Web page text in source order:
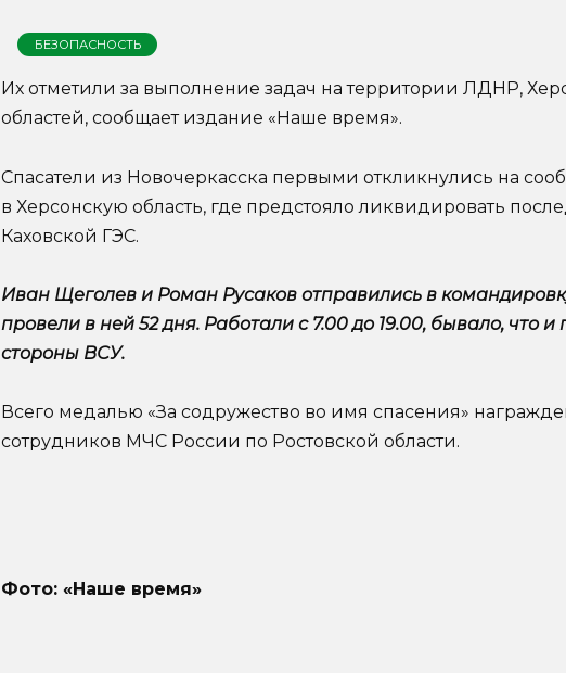
БЕЗОПАСНОСТЬ
Их отметили за выполнение задач на территории ЛДНР,
областей, сообщает издание «Наше время».
Спасатели из Новочеркасска первыми откликнулись на
в Херсонскую область, где предстояло ликвидировать
Каховской ГЭС.
Иван Щеголев и Роман Русаков отправились в
провели в ней 52 дня. Работали с 7.00 до 19.00, бывало, что
стороны ВСУ.
Всего медалью «За содружество во имя спасения»
сотрудников МЧС России по Ростовской области.
Фото: «Наше время»